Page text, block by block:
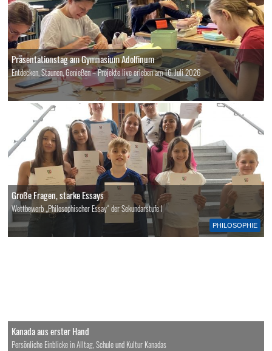
Präsentationstag am Gymnasium Adolfinum
Entdecken, Staunen, Genießen – Projekte live erleben am 16. Juli 2026
PHILOSOPHIE
Große Fragen, starke Essays
Wettbewerb „Philosophischer Essay“ der Sekundarstufe I
Kanada aus erster Hand
Persönliche Einblicke in Alltag, Schule und Kultur Kanadas